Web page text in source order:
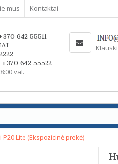
mus Kontaktai
642 55511
+370 642 55522
val.
P20 Lite (Ekspozicinė prekė)